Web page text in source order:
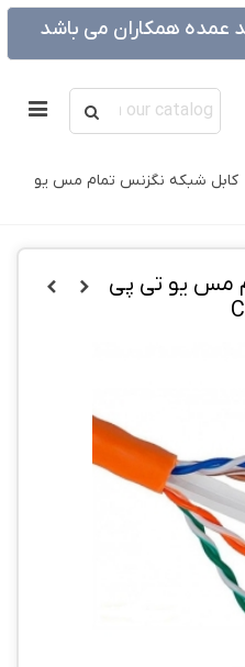
عمده همکاران می باشد
کابل شبکه نگزنس تمام مس یو
مس یو تی پی